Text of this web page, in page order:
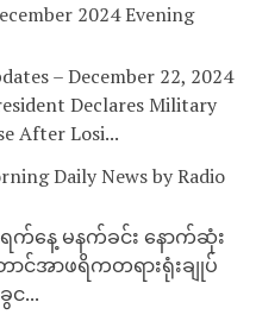
2024 Evening
– December 22, 2024
Declares Military
After Losi...
Daily News by Radio
က်နေ့ မနက်ခင်း နောက်ဆုံး
ာင်အာဖရိကတရားရုံးချုပ်
...